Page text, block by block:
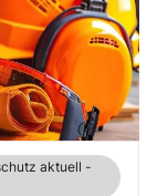
aktuell -